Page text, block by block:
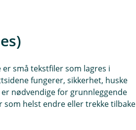
små tekstfiler som lagres i
fungerer, sikkerhet, huske
nødvendige for grunnleggende
som helst endre eller trekke tilbake